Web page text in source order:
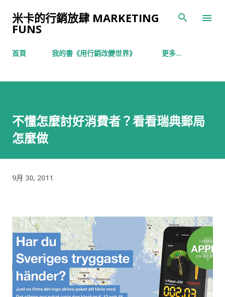
米卡的行銷放肆 MARKETING
FUNS
首頁 我的書《用行銷改變世界》 更多…
不懂怎麼討好消費者？看看瑞典郵局
怎麼做
9月 30, 2011